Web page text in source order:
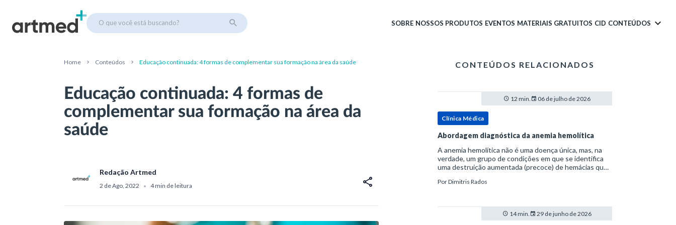
O que você está buscando? SOBRE NOSSOS PRODUTOS EVENTOS MATERIAIS GRATUITOS CID CONTEÚDOS
Home Conteúdos Educação continuada: 4 formas de complementar sua formação na área da saúde
Educação continuada: 4 formas de
complementar sua formação na área da
saúde
Redação Artmed
2 de Ago, 2022 • 4 min de leitura
CONTEÚDOS RELACIONADOS
12 min. 06 de julho de 2026
Clínica Médica
Abordagem diagnóstica da anemia hemolítica
A anemia hemolítica não é uma doença única, mas, na
verdade, um grupo de condições em que se identifica
uma destruição aumentada (precoce) de hemácias que
óssea.Como a vida média normal da hemácia é de apro
PorDimitris Rados
14 min. 29 de junho de 2026